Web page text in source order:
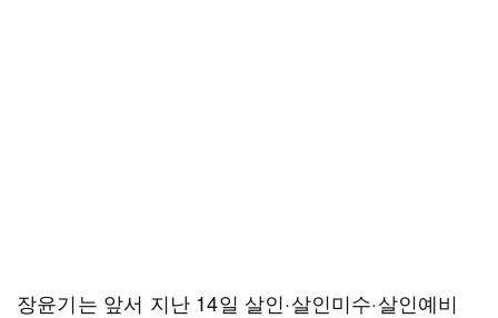
장윤기는 앞서 지난 14일 살인·살인미수·살인예비